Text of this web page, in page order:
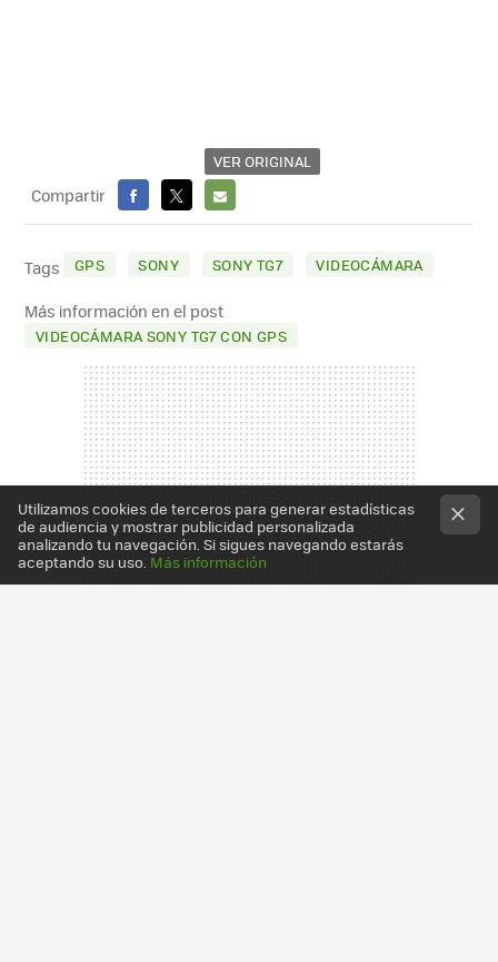
VER ORIGINAL
Compartir
FACEBOOK
X
E-
MAIL
Tags GPS SONY SONY TG7 VIDEOCÁMARA
Más información en el post
VIDEOCÁMARA SONY TG7 CON GPS
Utilizamos cookies de terceros para generar estadísticas
de audiencia y mostrar publicidad personalizada
analizando tu navegación. Si sigues navegando estarás
aceptando su uso. Más información